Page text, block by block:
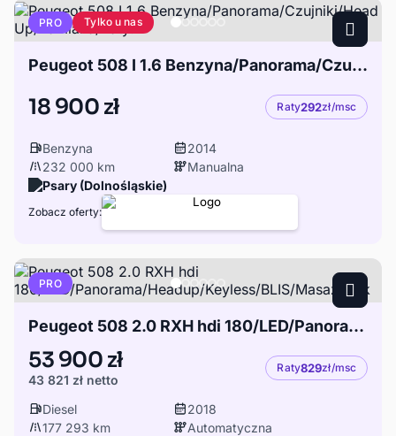
PRO Tylko u nas
Peugeot 508 I 1.6 Benzyna/Panorama/Czujniki/Head Up/Zamiana/Raty!
18 900 zł Raty292zł/msc
Benzyna
2014
232 000 km
Manualna
Psary (Dolnośląskie)
Zobacz oferty:
PRO
Peugeot 508 2.0 RXH hdi 180/LED/Panorama/Headup/Keyless/BLIS/Masaż/Hak
53 900 zł
43 821 zł netto
Raty829zł/msc
Diesel
2018
177 293 km
Automatyczna